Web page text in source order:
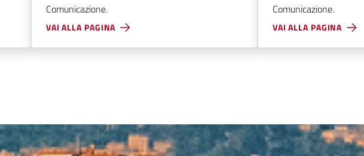
Comunicazione.
VAI ALLA PAGINA
Comunicazione.
VAI ALLA PAGINA